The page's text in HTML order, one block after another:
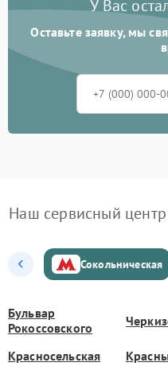
У Вас
Оставьте заявку, мы
Наш сервисный
Сокольническая
Бульвар
Рокоссовского
Красносельская